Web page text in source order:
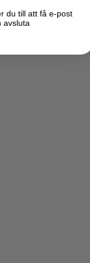
du till att få e-post
avsluta